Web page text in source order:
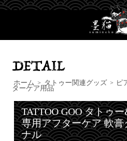
ホーム > タトゥー関連グッズ > ピ
ターケア用品
TATTOO GOO タトゥ
専用アフターケア 軟
ナル